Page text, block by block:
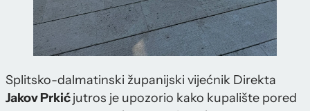
Splitsko-dalmatinski županijski vijećnik Direkta
Jakov Prkićjutros je upozorio kako kupalište pored